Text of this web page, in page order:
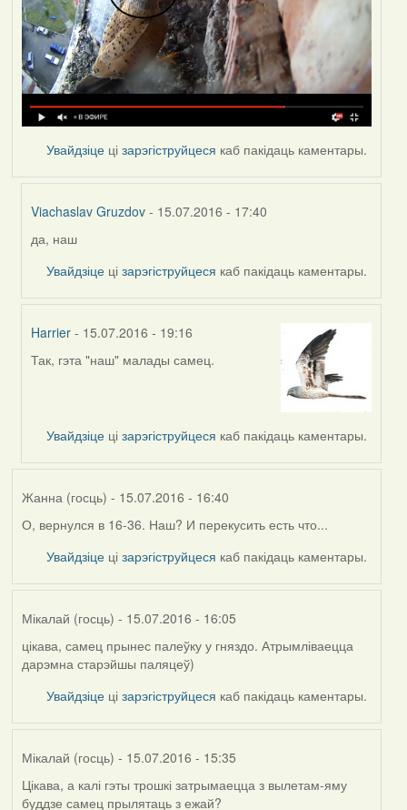
Увайдзіце цізарэгіструйцеся каб пакідаць каментары.
Viachaslav Gruzdov - 15.07.2016 - 17:40
In
reply
by
да, наш
Увайдзіце цізарэгіструйцеся каб пакідаць каментары.
Harrier - 15.07.2016 - 19:16
In
VoV
Так, гэта "наш" малады самец.
Увайдзіце цізарэгіструйцеся каб пакідаць каментары.
Жанна (госць) - 15.07.2016 - 16:40
О, вернулся в 16-36. Наш? И перекусить есть что...
Увайдзіце цізарэгіструйцеся каб пакідаць каментары.
Мікалай (госць) - 15.07.2016 - 16:05
цікава, самец прынес палеўку у гняздо. Атрымліваецца
дарэмна старэйшы паляцеў)
Увайдзіце цізарэгіструйцеся каб пакідаць каментары.
Мікалай (госць) - 15.07.2016 - 15:35
Цікава, а калі гэты трошкі затрымаецца з вылетам-яму
буддзе самец прылятаць з ежай?